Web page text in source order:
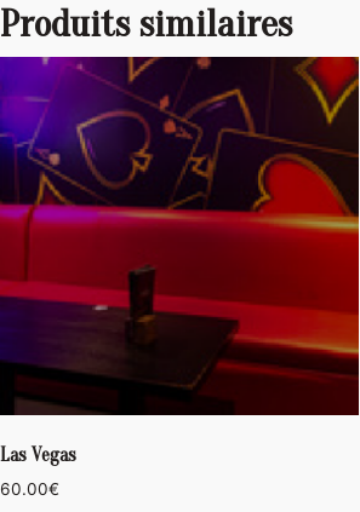
Produits similaires
Las Vegas
60.00€